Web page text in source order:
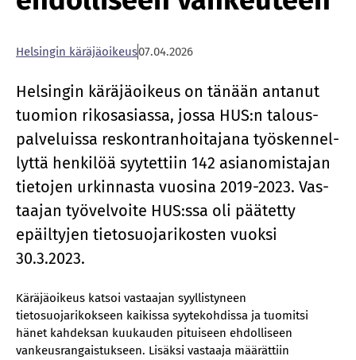
Hel­sin­gin kä­rä­jä­oi­keus07.04.2026
Hel­sin­gin kä­rä­jä­oi­keus on tä­nään an­ta­nut
tuo­mion ri­kos­asias­sa, jos­sa HUS:n ta­lous­
pal­ve­luis­sa res­kont­ran­hoi­ta­ja­na työs­ken­nel­
lyt­tä hen­ki­löä syy­tet­tiin 142 asia­no­mis­ta­jan
tie­to­jen ur­kin­nas­ta vuo­si­na 2019-2023. Vas­
taa­jan työ­vel­voi­te HUS:ssa oli pää­tet­ty
epäil­ty­jen tie­to­suo­ja­ri­kos­ten vuok­si
30.3.2023.
Käräjäoikeus katsoi vastaajan syyllistyneen
tietosuojarikokseen kaikissa syytekohdissa ja tuomitsi
hänet kahdeksan kuukauden pituiseen ehdolliseen
vankeusrangaistukseen. Lisäksi vastaaja määrättiin